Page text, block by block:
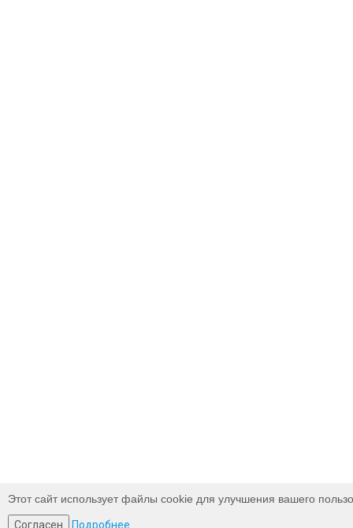
Этот сайт использует файлы cookie для улучшения вашего
Согласен Подробнее